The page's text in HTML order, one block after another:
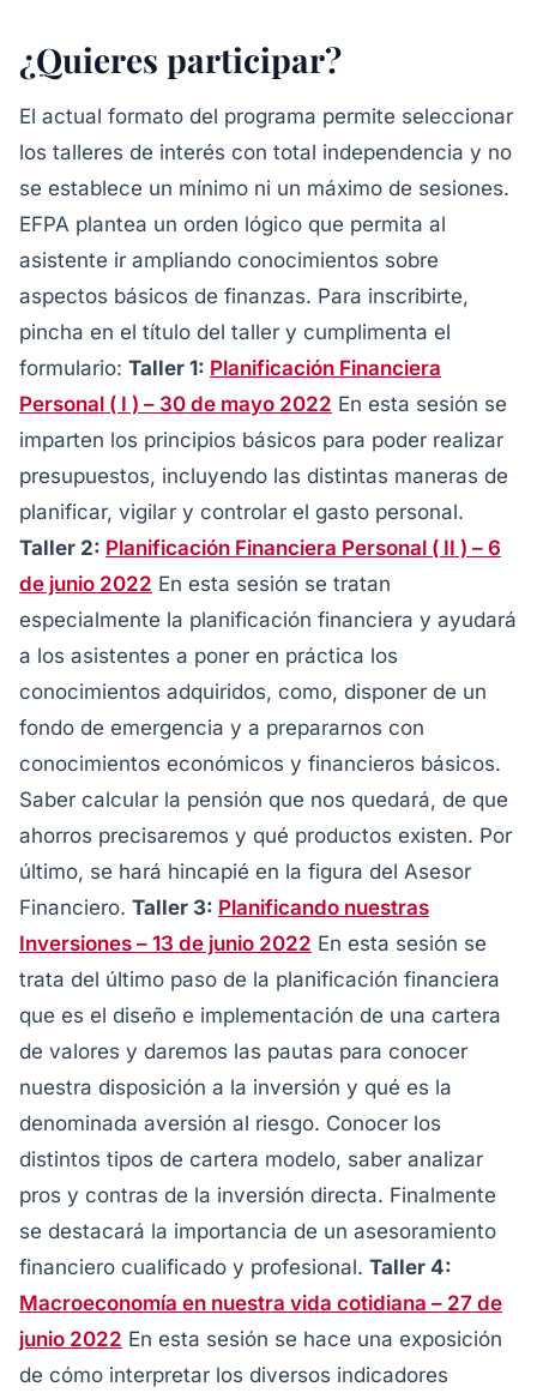
¿Quieres participar?
El actual formato del programa permite seleccionar
los talleres de interés con total independencia y no
se establece un mínimo ni un máximo de sesiones.
EFPA plantea un orden lógico que permita al
asistente ir ampliando conocimientos sobre
aspectos básicos de finanzas. Para inscribirte,
pincha en el título del taller y cumplimenta el
formulario: Taller 1: Planificación Financiera
Personal ( I ) – 30 de mayo 2022 En esta sesión se
imparten los principios básicos para poder realizar
presupuestos, incluyendo las distintas maneras de
planificar, vigilar y controlar el gasto personal.
Taller 2: Planificación Financiera Personal ( II ) – 6
de junio 2022 En esta sesión se tratan
especialmente la planificación financiera y ayudará
a los asistentes a poner en práctica los
conocimientos adquiridos, como, disponer de un
fondo de emergencia y a prepararnos con
conocimientos económicos y financieros básicos.
Saber calcular la pensión que nos quedará, de que
ahorros precisaremos y qué productos existen. Por
último, se hará hincapié en la figura del Asesor
Financiero. Taller 3: Planificando nuestras
Inversiones – 13 de junio 2022 En esta sesión se
trata del último paso de la planificación financiera
que es el diseño e implementación de una cartera
de valores y daremos las pautas para conocer
nuestra disposición a la inversión y qué es la
denominada aversión al riesgo. Conocer los
distintos tipos de cartera modelo, saber analizar
pros y contras de la inversión directa. Finalmente
se destacará la importancia de un asesoramiento
financiero cualificado y profesional. Taller 4:
Macroeconomía en nuestra vida cotidiana – 27 de
junio 2022 En esta sesión se hace una exposición
de cómo interpretar los diversos indicadores